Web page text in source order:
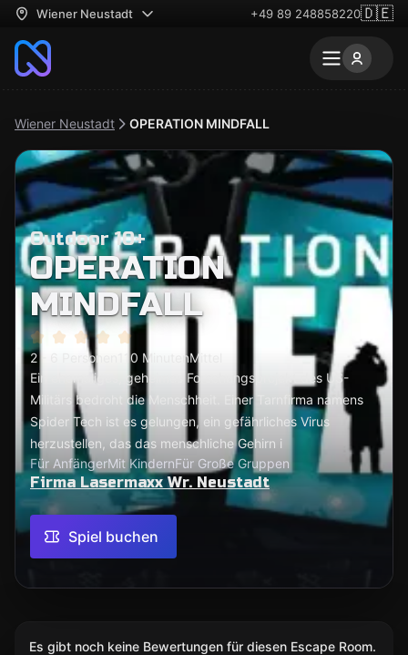
Wiener Neustadt +49 89 248858220🇩🇪
Wiener Neustadt OPERATION MINDFALL
Outdoor 10+
OPERATION
MINDFALL
2 - 6 Personen 110 MinutenMittel
Ein ehemaliges, geheimes Forschungsprojekt des US-
Militärs bedroht die Menschheit. Einer Tarnfirma namens
Spider Tech ist es gelungen, ein gefährliches Virus
herzustellen, das das menschliche Gehirn i
Für AnfängerMit KindernFür Große Gruppen
Firma Lasermaxx Wr. Neustadt
Spiel buchen
Es gibt noch keine Bewertungen für diesen Escape Room.